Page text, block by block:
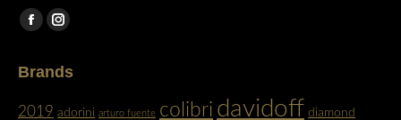
Vind ons op:
Facebook
opens
Instagram
opens
Brands
2019 adorini arturo fuente colibri davidoff diamond